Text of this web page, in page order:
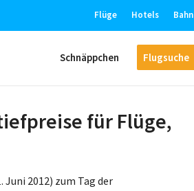
Flüge Hotels Bahn
Schnäppchen Flugsuche
für Flüge,
2012) zum Tag der